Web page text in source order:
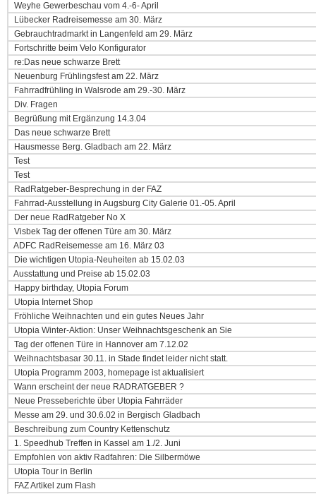
Weyhe Gewerbeschau vom 4.-6- April
Lübecker Radreisemesse am 30. März
Gebrauchtradmarkt in Langenfeld am 29. März
Fortschritte beim Velo Konfigurator
re:Das neue schwarze Brett
Neuenburg Frühlingsfest am 22. März
Fahrradfrühling in Walsrode am 29.-30. März
Div. Fragen
Begrüßung mit Ergänzung 14.3.04
Das neue schwarze Brett
Hausmesse Berg. Gladbach am 22. März
Test
Test
RadRatgeber-Besprechung in der FAZ
Fahrrad-Ausstellung in Augsburg City Galerie 01.-05. April
Der neue RadRatgeber No X
Visbek Tag der offenen Türe am 30. März
ADFC RadReisemesse am 16. März 03
Die wichtigen Utopia-Neuheiten ab 15.02.03
Ausstattung und Preise ab 15.02.03
Happy birthday, Utopia Forum
Utopia Internet Shop
Fröhliche Weihnachten und ein gutes Neues Jahr
Utopia Winter-Aktion: Unser Weihnachtsgeschenk an Sie
Tag der offenen Türe in Hannover am 7.12.02
Weihnachtsbasar 30.11. in Stade findet leider nicht statt.
Utopia Programm 2003, homepage ist aktualisiert
Wann erscheint der neue RADRATGEBER ?
Neue Presseberichte über Utopia Fahrräder
Messe am 29. und 30.6.02 in Bergisch Gladbach
Beschreibung zum Country Kettenschutz
1. Speedhub Treffen in Kassel am 1./2. Juni
Empfohlen von aktiv Radfahren: Die Silbermöwe
Utopia Tour in Berlin
FAZ Artikel zum Flash